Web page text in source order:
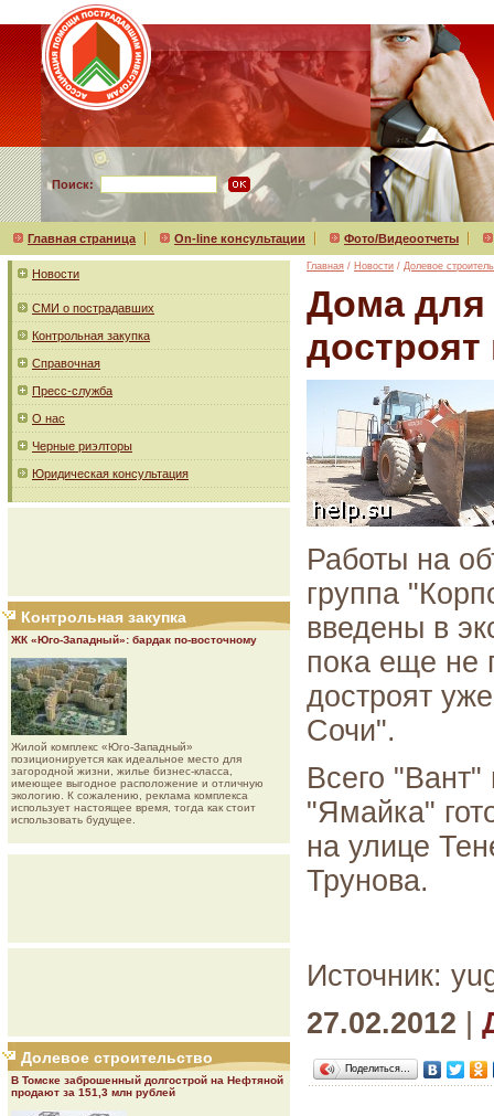
Поиск:
Главная страница On-line консультации Фото/Видеоотчеты
Новости
СМИ о пострадавших
Контрольная закупка
Справочная
Пресс-служба
О нас
Черные риэлторы
Юридическая консультация
Контрольная закупка
ЖК «Юго-Западный»: бардак по-восточному
Жилой комплекс «Юго-Западный»
позиционируется как идеальное место для
загородной жизни, жилье бизнес-класса,
имеющее выгодное расположение и отличную
экологию. К сожалению, реклама комплекса
использует настоящее время, тогда как стоит
использовать будущее.
Долевое строительство
В Томске заброшенный долгострой на Нефтяной
продают за 151,3 млн рублей
Главная / Новости / Долевое
Дома для
достроят
Работы на
группа
введены в
пока еще не
достроят
Сочи".
Всего
"Ямайка"
на улице
Трунова.
Источник:
27.02.2012
Поделиться…